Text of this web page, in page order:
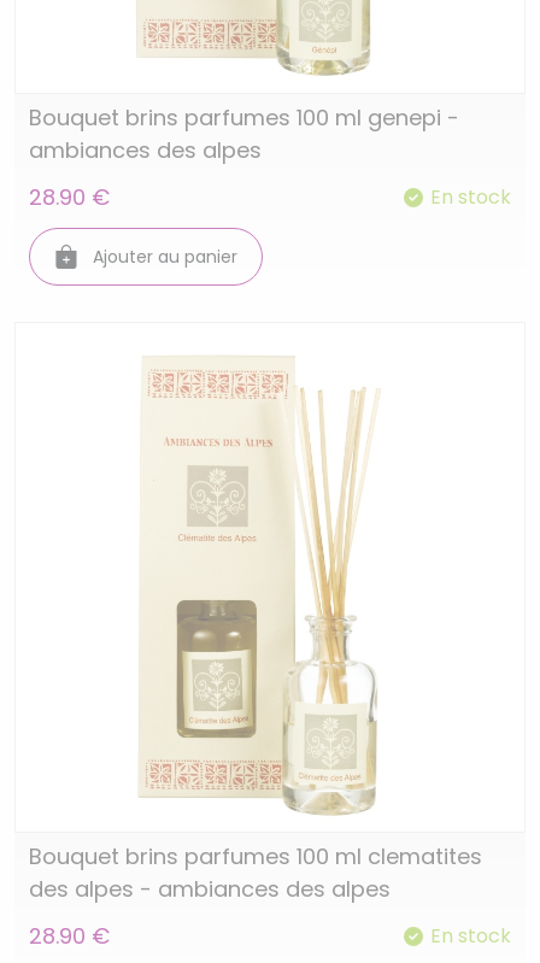
Bouquet brins parfumes 100 ml genepi -
ambiances des alpes
28.90 €
En stock
Ajouter au panier
Bouquet brins parfumes 100 ml clematites
des alpes - ambiances des alpes
28.90 €
En stock